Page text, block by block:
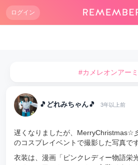
ログイン
#カメレオンアー
🎵どれみちゃん🎵 3年以上前
遅くなりましたが、
のコスプレイベントで撮影した写真で
衣装は、漫画「ピンクレディー物語栄